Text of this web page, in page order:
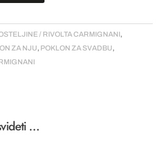
/ RIVOLTA CARMIGNANI,
ZA NJU, POKLON ZA SVADBU,
…